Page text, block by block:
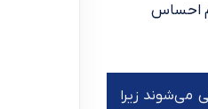
احساس
می‌شوند زیرا